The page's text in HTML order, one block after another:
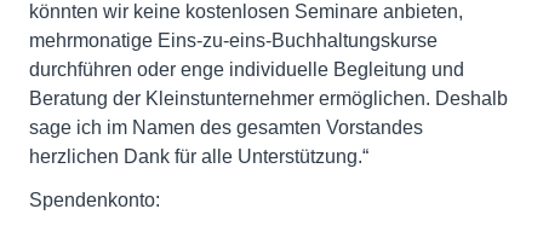
könnten wir keine kostenlosen Seminare anbieten,
mehrmonatige Eins-zu-eins-Buchhaltungskurse
durchführen oder enge individuelle Begleitung und
Beratung der Kleinstunternehmer ermöglichen. Deshalb
sage ich im Namen des gesamten Vorstandes
herzlichen Dank für alle Unterstützung.“
Spendenkonto: